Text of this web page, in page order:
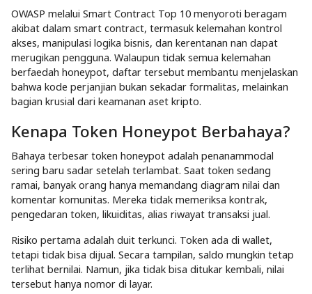
OWASP melalui Smart Contract Top 10 menyoroti beragam
akibat dalam smart contract, termasuk kelemahan kontrol
akses, manipulasi logika bisnis, dan kerentanan nan dapat
merugikan pengguna. Walaupun tidak semua kelemahan
berfaedah honeypot, daftar tersebut membantu menjelaskan
bahwa kode perjanjian bukan sekadar formalitas, melainkan
bagian krusial dari keamanan aset kripto.
Kenapa Token Honeypot Berbahaya?
Bahaya terbesar token honeypot adalah penanammodal
sering baru sadar setelah terlambat. Saat token sedang
ramai, banyak orang hanya memandang diagram nilai dan
komentar komunitas. Mereka tidak memeriksa kontrak,
pengedaran token, likuiditas, alias riwayat transaksi jual.
Risiko pertama adalah duit terkunci. Token ada di wallet,
tetapi tidak bisa dijual. Secara tampilan, saldo mungkin tetap
terlihat bernilai. Namun, jika tidak bisa ditukar kembali, nilai
tersebut hanya nomor di layar.